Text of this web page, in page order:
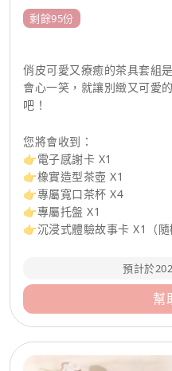
剩餘95份
俏皮可愛又療癒的茶具套組
會心一笑，就讓別緻又可愛
吧！
您將會收到：
👉電子感謝卡 X1
👉橡實造型茶壺 X1
👉專屬寬口茶杯 X4
👉專屬托盤 X1
👉沉浸式體驗故事卡 X1（隨
預計於
幫